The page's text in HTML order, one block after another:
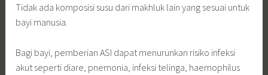
Tidak ada komposisi susu dari makhluk lain yang sesuai untuk
bayi manusia.
Bagi bayi, pemberian ASI dapat menurunkan risiko infeksi
akut seperti diare, pnemonia, infeksi telinga, haemophilus